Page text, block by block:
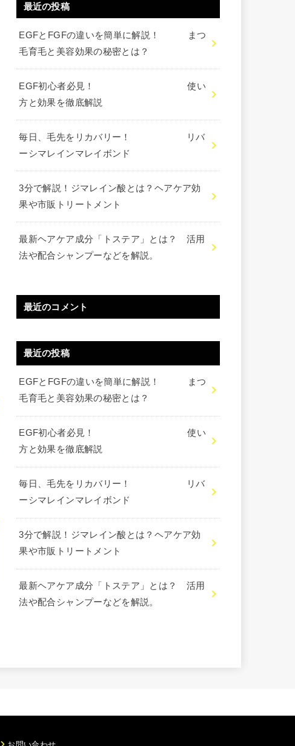
最近の投稿
EGFとFGFの違いを簡単に解説！ まつ
毛育毛と美容効果の秘密とは？
EGF初心者必見！ 使い
方と効果を徹底解説
毎日、毛先をリカバリー！ リバ
ーシマレインマレイボンド
3分で解説！ジマレイン酸とは？ヘアケア効
果や市販トリートメント
最新ヘアケア成分「トステア」とは？ 活用
法や配合シャンプーなどを解説。
最近のコメント
最近の投稿
EGFとFGFの違いを簡単に解説！ まつ
毛育毛と美容効果の秘密とは？
EGF初心者必見！ 使い
方と効果を徹底解説
毎日、毛先をリカバリー！ リバ
ーシマレインマレイボンド
3分で解説！ジマレイン酸とは？ヘアケア効
果や市販トリートメント
最新ヘアケア成分「トステア」とは？ 活用
法や配合シャンプーなどを解説。